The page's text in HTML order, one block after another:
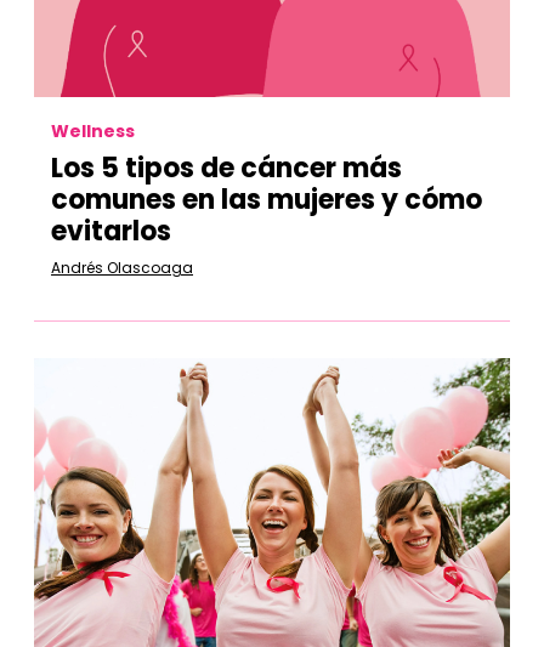
Wellness
Los 5 tipos de cáncer más
comunes en las mujeres y cómo
evitarlos
Andrés Olascoaga